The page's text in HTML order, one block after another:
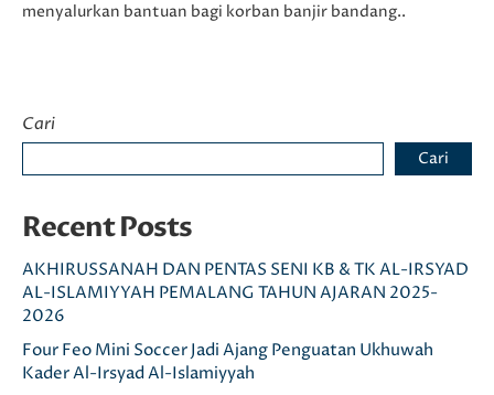
menyalurkan bantuan bagi korban banjir bandang..
Cari
Cari
Recent Posts
AKHIRUSSANAH DAN PENTAS SENI KB & TK AL-IRSYAD
AL-ISLAMIYYAH PEMALANG TAHUN AJARAN 2025-
2026
Four Feo Mini Soccer Jadi Ajang Penguatan Ukhuwah
Kader Al-Irsyad Al-Islamiyyah